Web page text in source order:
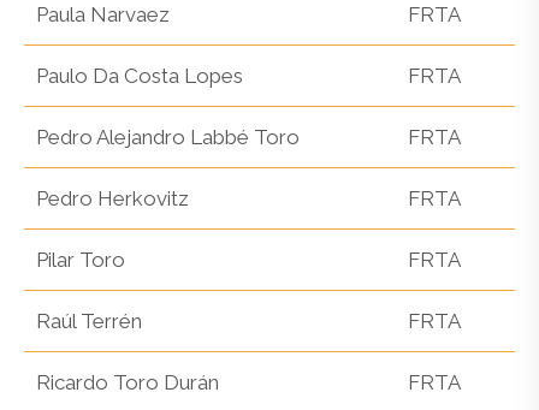
Paula Narvaez FRTA
Paulo Da Costa Lopes FRTA
Pedro Alejandro Labbé Toro FRTA
Pedro Herkovitz FRTA
Pilar Toro FRTA
Raúl Terrén FRTA
Ricardo Toro Durán FRTA